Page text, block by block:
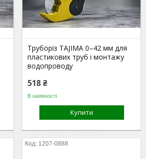
Труборіз TAJIMA 0–42 мм для
пластикових труб і монтажу
водопроводу
518 ₴
В наявності
Купити
1207-0888